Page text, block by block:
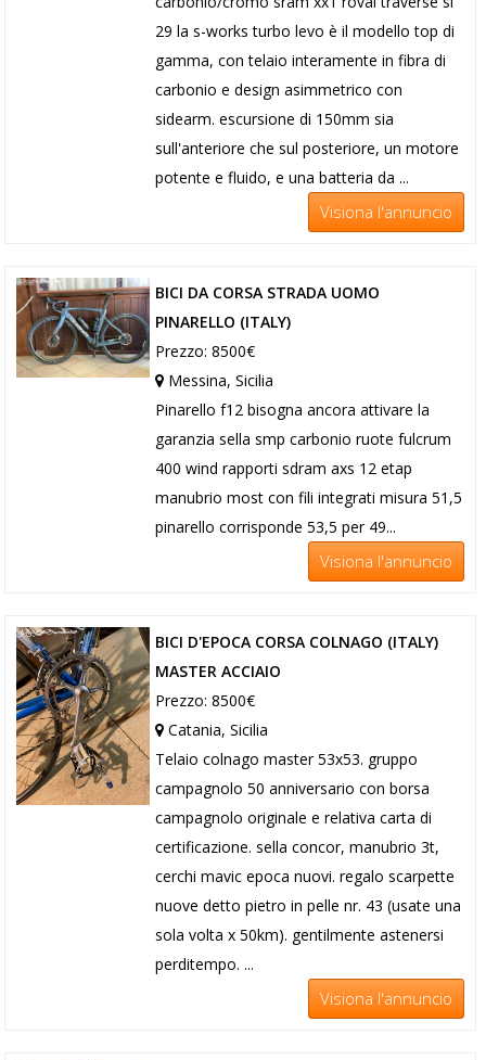
29 la s-works turbo levo è il modello top di
gamma, con telaio interamente in fibra di
carbonio e design asimmetrico con
sidearm. escursione di 150mm sia
sull'anteriore che sul posteriore, un motore
potente e fluido, e una batteria da ...
Visiona l'annuncio
BICI DA CORSA STRADA UOMO
PINARELLO (ITALY)
Prezzo: 8500€
Messina, Sicilia
Pinarello f12 bisogna ancora attivare la
garanzia sella smp carbonio ruote fulcrum
400 wind rapporti sdram axs 12 etap
manubrio most con fili integrati misura 51,5
pinarello corrisponde 53,5 per 49...
Visiona l'annuncio
BICI D'EPOCA CORSA COLNAGO (ITALY)
MASTER ACCIAIO
Prezzo: 8500€
Catania, Sicilia
Telaio colnago master 53x53. gruppo
campagnolo 50 anniversario con borsa
campagnolo originale e relativa carta di
certificazione. sella concor, manubrio 3t,
cerchi mavic epoca nuovi. regalo scarpette
nuove detto pietro in pelle nr. 43 (usate una
sola volta x 50km). gentilmente astenersi
perditempo. ...
Visiona l'annuncio